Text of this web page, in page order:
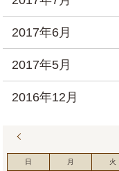
2017年6月
2017年5月
2016年12月
日 月 火